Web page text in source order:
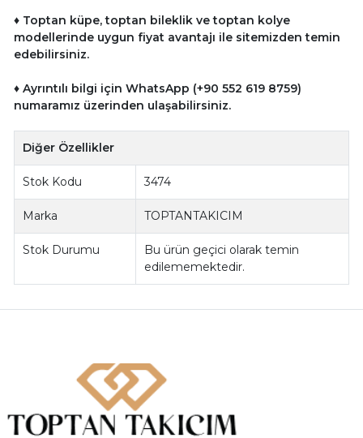
♦ Toptan küpe, toptan bileklik ve toptan kolye
modellerinde uygun fiyat avantajı ile sitemizden temin
edebilirsiniz.
♦ Ayrıntılı bilgi için WhatsApp (+90 552 619 8759)
numaramız üzerinden ulaşabilirsiniz.
Diğer Özellikler
Stok Kodu 3474
Marka TOPTANTAKICIM
Stok Durumu
Bu ürün geçici olarak temin
edilememektedir.